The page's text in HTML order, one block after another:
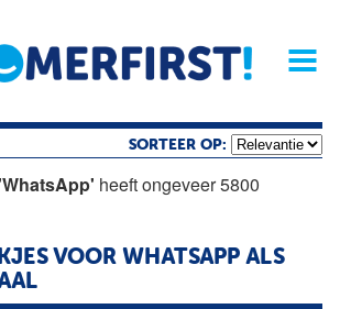
Archief
Magazine
SORTEER OP:
heeft ongeveer 5800
VOOR WHATSAPP ALS